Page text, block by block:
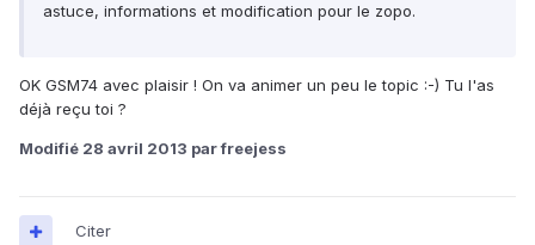
astuce, informations et modification pour le zopo.
OK GSM74 avec plaisir ! On va animer un peu le topic :-) Tu l'as
déjà reçu toi ?
Modifié 28 avril 2013 par freejess
Citer